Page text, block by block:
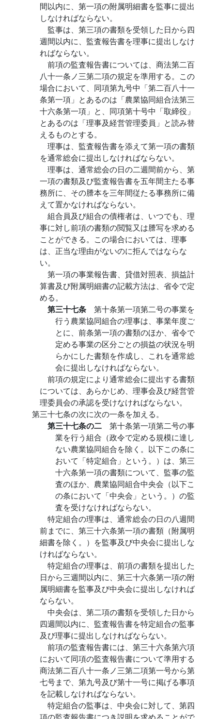
間以内に、第一項の附属明細書を監事に提出
しなければならない。
監事は、第三項の書類を受領した日から四
週間以内に、監査報告書を理事に提出しなけ
ればならない。
前項の監査報告書については、商法第二百
八十一条ノ三第二項の規定を準用する。この
場合において、同項第九号中「第二百八十一
条第一項」とあるのは「農業協同組合法第三
十六条第一項」と、同項第十号中「取締役」
とあるのは「理事及経営管理委員」と読み替
えるものとする。
理事は、監査報告書を添えて第一項の書類
を通常総会に提出しなければならない。
理事は、通常総会の日の二週間前から、第
一項の書類及び監査報告書を五年間主たる事
務所に、その謄本を三年間従たる事務所に備
えて置かなければならない。
組合員及び組合の債権者は、いつでも、理
事に対し前項の書類の閲覧又は謄写を求める
ことができる。この場合においては、理事
は、正当な理由がないのに拒んではならな
い。
第一項の事業報告書、貸借対照表、損益計
算書及び附属明細書の記載方法は、省令で定
める。
第三十七条 第十条第一項第二号の事業を
行う農業協同組合の理事は、事業年度ご
とに、前条第一項の書類のほか、省令で
定める事業の区分ごとの損益の状況を明
らかにした書類を作成し、これを通常総
会に提出しなければならない。
前項の規定により通常総会に提出する書類
については、あらかじめ、理事会及び経営管
理委員会の承認を受けなければならない。
第三十七条の次に次の一条を加える。
第三十七条の二 第十条第一項第二号の事
業を行う組合（政令で定める規模に達し
ない農業協同組合を除く。以下この条に
おいて「特定組合」という。）は、第三
十六条第一項の書類について、監事の監
査のほか、農業協同組合中央会（以下こ
の条において「中央会」という。）の監
査を受けなければならない。
特定組合の理事は、通常総会の日の八週間
前までに、第三十六条第一項の書類（附属明
細書を除く。）を監事及び中央会に提出しな
ければならない。
特定組合の理事は、前項の書類を提出した
日から三週間以内に、第三十六条第一項の附
属明細書を監事及び中央会に提出しなければ
ならない。
中央会は、第二項の書類を受領した日から
四週間以内に、監査報告書を特定組合の監事
及び理事に提出しなければならない。
前項の監査報告書には、第三十六条第六項
において同項の監査報告書について準用する
商法第二百八十一条ノ三第二項第一号から第
七号まで、第九号及び第十一号に掲げる事項
を記載しなければならない。
特定組合の監事は、中央会に対して、第四